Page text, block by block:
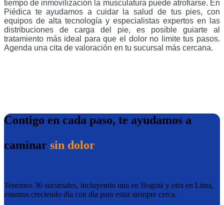
tiempo de inmovilización la musculatura puede atrofiarse. En
Piédica te ayudamos a cuidar la salud de tus pies, con
equipos de alta tecnología y especialistas expertos en las
distribuciones de carga del pie, es posible guiarte al
tratamiento más ideal para que el dolor no limite tus pasos.
Agenda una cita de valoración en tu sucursal más cercana.
Contigo en cada paso, te ayudamos a
caminar sin dolor
Tenemos 36 sucursales, incluyendo una en Bogotá y otra en Lima,
estamos creciendo día con día para estar siempre cerca.